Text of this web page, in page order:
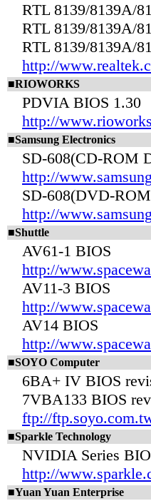
RTL 8139/8139A/
RTL 8139/8139A/
RTL 8139/8139A/
http://
■RIOWORKS
PDVIA BIOS 1.30
http://
■Samsung Electronics
SD-608(CD-ROM
http://
SD-608(DVD-
http://
■Shuttle
AV61-1 BIOS
http://
AV11-3 BIOS
http://
AV14 BIOS
http://
■SOYO Computer
6BA+ IV BIOS
7VBA133 BIOS
ftp://
■Sparkle Technology
NVIDIA Series
http://
■Yuan Yuan Enterprise